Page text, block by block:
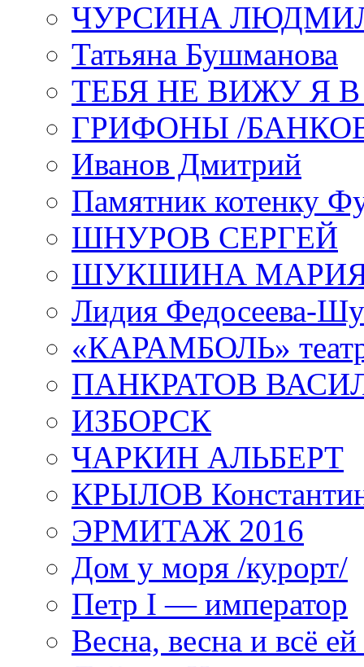
ЧУРСИНА
Татьяна Бушманова
ТЕБЯ НЕ ВИЖУ Я
ГРИФОНЫ /
Иванов Дмитрий
Памятник котенку
ШНУРОВ СЕРГЕЙ
ШУКШИНА
Лидия Федосеева-
«КАРАМБОЛЬ»
ПАНКРАТОВ
ИЗБОРСК
ЧАРКИН АЛЬБЕРТ
КРЫЛОВ
ЭРМИТАЖ 2016
Дом у моря /курорт/
Петр I — император
Весна, весна и всё